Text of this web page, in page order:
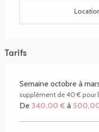
Tarifs
Semaine octobre à
supplément de 40 € pour
De 340,00 € à